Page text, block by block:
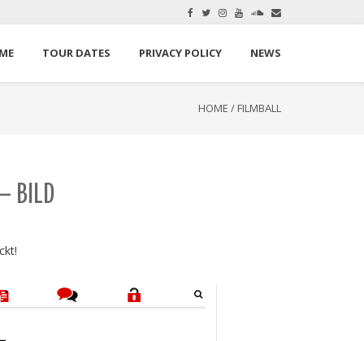
TOUR DATES PRIVACY POLICY NEWS
HOME / FILMBALL
BILD
Okay, thanks